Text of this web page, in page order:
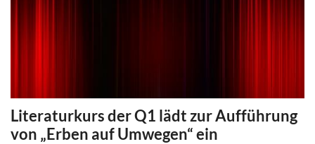
Literaturkurs der Q1 lädt zur Aufführung
von „Erben auf Umwegen“ ein